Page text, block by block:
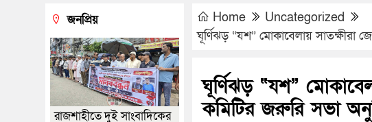
Home
Uncategorized
ঘূর্ণিঝড় “যশ” মোকাবেলায় সাতক্ষীরা
ঘূর্ণিঝড় “যশ”
কমিটির জরুরি সভা
জনপ্রিয়
রাজশাহীতে দুই সাংবাদিকের